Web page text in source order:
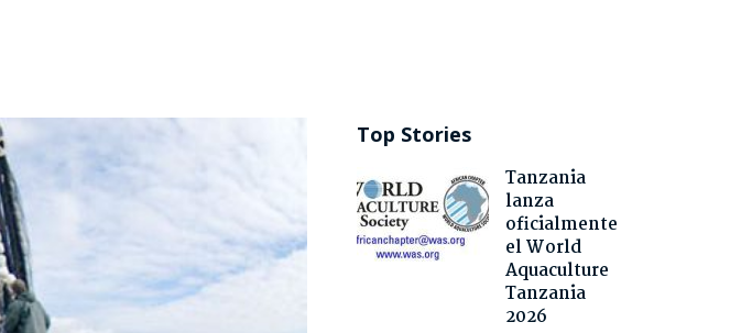
Top Stories
Tanzania
lanza
oficialmente
el World
Aquaculture
Tanzania
2026